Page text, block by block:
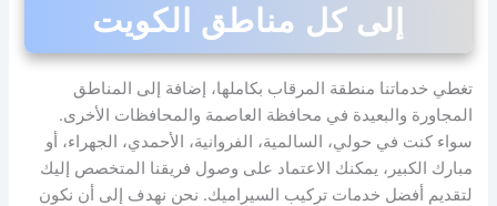
إلى كل مناطق الكويت
تغطي خدماتنا منطقة المرقاب بكاملها، إضافة إلى المناطق
المجاورة والبعيدة في محافظة العاصمة والمحافظات الأخرى.
سواء كنت في حولي، السالمية، الفروانية، الأحمدي، الجهراء، أو
مبارك الكبير، يمكنك الاعتماد على وصول فريقنا المتخصص إليك
لتقديم أفضل خدمات تركيب السيراميك. نحن نهدف إلى أن نكون